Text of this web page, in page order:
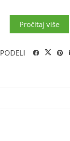
Pročitaj više
PODELI